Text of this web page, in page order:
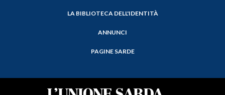
LA BIBLIOTECA DELL'IDENTITÀ
ANNUNCI
PAGINE SARDE